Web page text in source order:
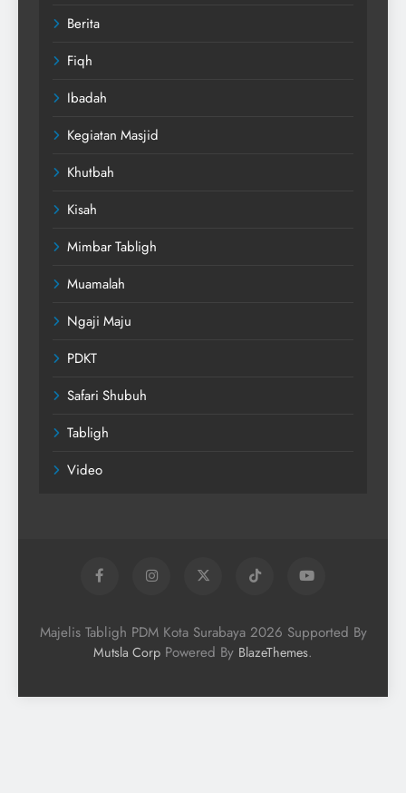
Berita
Fiqh
Ibadah
Kegiatan Masjid
Khutbah
Kisah
Mimbar Tabligh
Muamalah
Ngaji Maju
PDKT
Safari Shubuh
Tabligh
Video
Majelis Tabligh PDM Kota Surabaya 2026 Supported By
Mutsla Corp Powered By BlazeThemes.